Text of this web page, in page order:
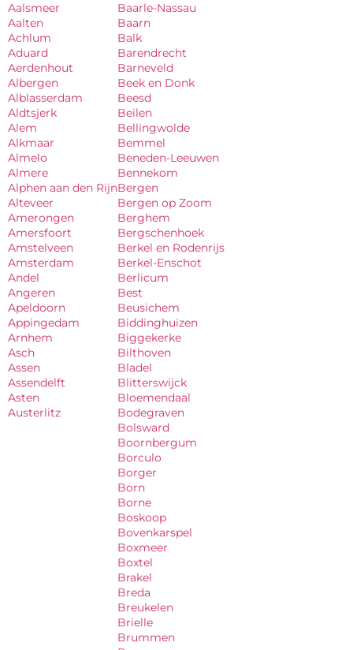
Aalsmeer
Aalten
Achlum
Aduard
Aerdenhout
Albergen
Alblasserdam
Aldtsjerk
Alem
Alkmaar
Almelo
Almere
Alphen aan den Rijn
Alteveer
Amerongen
Amersfoort
Amstelveen
Amsterdam
Andel
Angeren
Apeldoorn
Appingedam
Arnhem
Asch
Assen
Assendelft
Asten
Austerlitz
Baarle-Nassau
Baarn
Balk
Barendrecht
Barneveld
Beek en Donk
Beesd
Beilen
Bellingwolde
Bemmel
Beneden-Leeuwen
Bennekom
Bergen
Bergen op Zoom
Berghem
Bergschenhoek
Berkel en Rodenrijs
Berkel-Enschot
Berlicum
Best
Beusichem
Biddinghuizen
Biggekerke
Bilthoven
Bladel
Blitterswijck
Bloemendaal
Bodegraven
Bolsward
Boornbergum
Borculo
Borger
Born
Borne
Boskoop
Bovenkarspel
Boxmeer
Boxtel
Brakel
Breda
Breukelen
Brielle
Brummen